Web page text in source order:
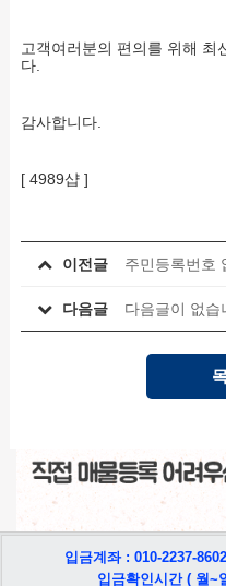
고객여러분의 편의를 위해 최
다.
감사합니다.
[ 4989샵 ]
이전글 주민등록번호
다음글 다음글이 없습
입금계좌 : 010-2237-
입금확인시간 ( 월~